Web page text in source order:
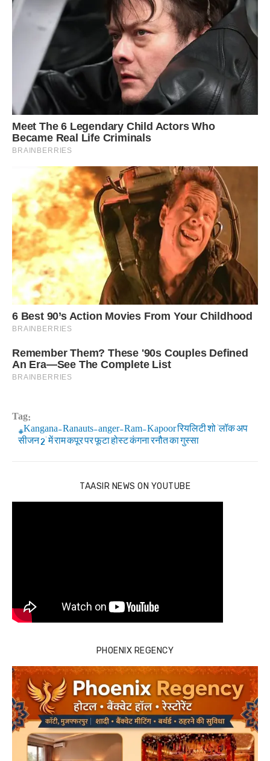
Tag:
Kangana-Ranauts-anger-Ram-Kapoor रियलिटी शो 'लॉक अप
सीजन 2' में राम कपूर पर फूटा होस्ट कंगना रनौत का गुस्सा
TAASIR NEWS ON YOUTUBE
PHOENIX REGENCY